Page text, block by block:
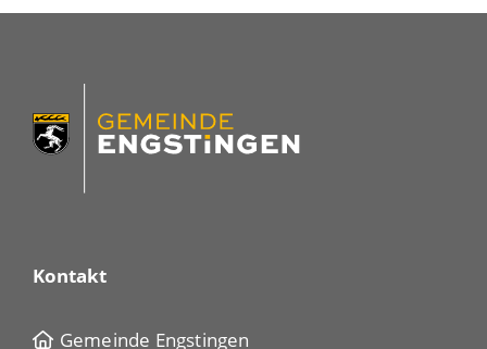
Kontakt
Gemeinde Engstingen